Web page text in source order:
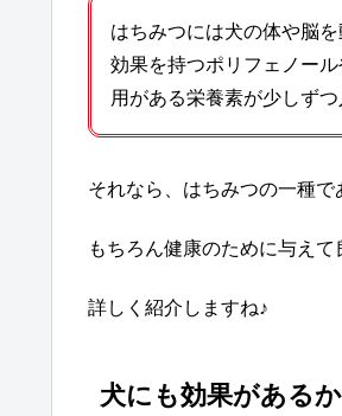
はちみつには犬の体や脳
効果を持つポリフェノー
用がある栄養素が少しず
それなら、はちみつの一種で
もちろん健康のために与え
詳しく紹介しますね♪
犬にも効果がある